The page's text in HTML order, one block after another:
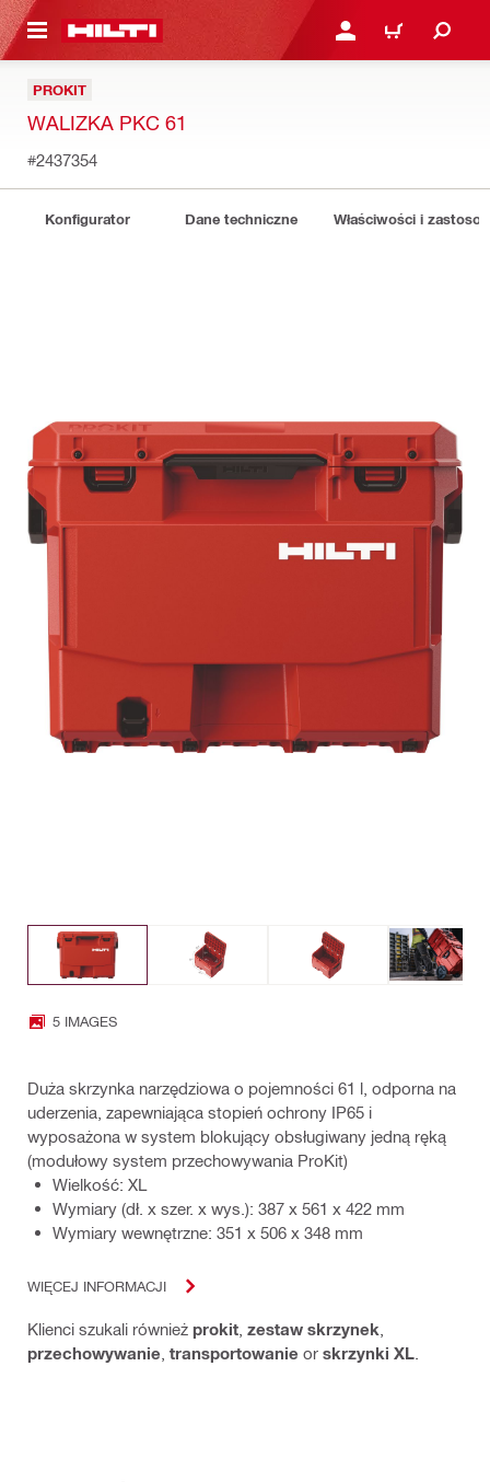
GŁÓWNEJ ZALOGUJ SIĘ LUB
KOSZYK
PROKIT
WALIZKA PKC 61
#2437354
Konfigurator Dane techniczne Właściwości i
5 IMAGES
Duża skrzynka narzędziowa o pojemności 61 l, odporna na
uderzenia, zapewniająca stopień ochrony IP65 i
wyposażona w system blokujący obsługiwany jedną ręką
(modułowy system przechowywania ProKit)
Wielkość: XL
Wymiary (dł. x szer. x wys.): 387 x 561 x 422 mm
Wymiary wewnętrzne: 351 x 506 x 348 mm
WIĘCEJ INFORMACJI
Klienci szukali również prokit zestaw skrzynek
przechowywanie transportowanie or skrzynki XL